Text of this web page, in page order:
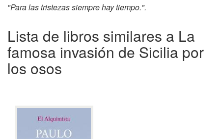
"Para las tristezas siempre hay tiempo.".
Lista de libros similares a La
famosa invasión de Sicilia por
los osos